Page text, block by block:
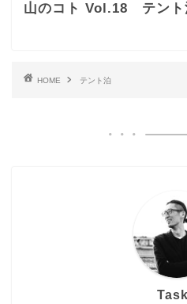
山のコト Vol.18 テント
HOME テント泊